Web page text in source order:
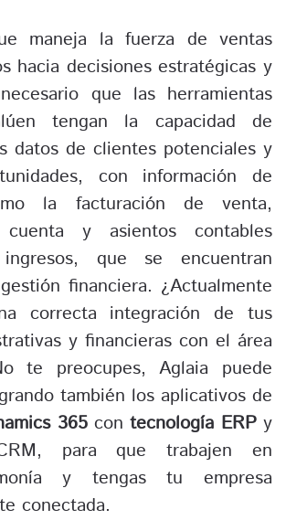
maneja la fuerza de ventas
hacia decisiones estratégicas y
que las herramientas
tengan la capacidad de
datos de clientes potenciales y
con información de
la facturación de venta,
y asientos contables
que se encuentran
financiera. ¿Actualmente
correcta integración de tus
y financieras con el área
te preocupes, Aglaia puede
también los aplicativos de
365contecnología ERPy
para que trabajen en
y tengas tu empresa
conectada.